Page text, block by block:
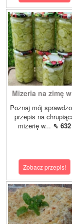
Mizeria na zimę
Poznaj mój
przepis na
mizerię w... ⇖ 632
Zobacz przepis!